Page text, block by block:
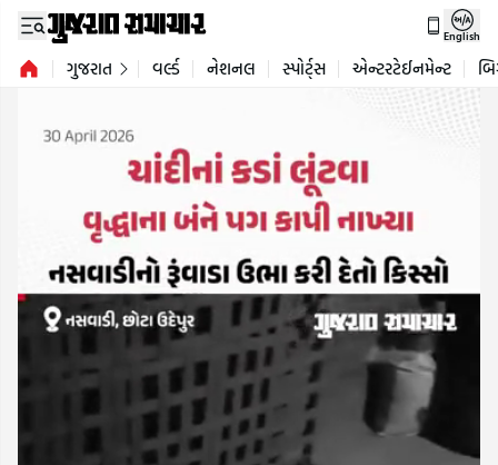
English
ગુજરાત વર્લ્ડ નેશનલ સ્પોર્ટ્સ એન્ટરટેઈનમેન્ટ